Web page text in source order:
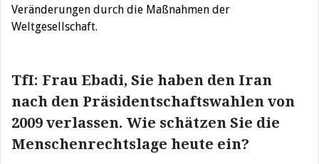
Veränderungen durch die Maßnahmen der
Weltgesellschaft.
TfI: Frau Ebadi, Sie haben den Iran
nach den Präsidentschaftswahlen von
2009 verlassen. Wie schätzen Sie die
Menschenrechtslage heute ein?